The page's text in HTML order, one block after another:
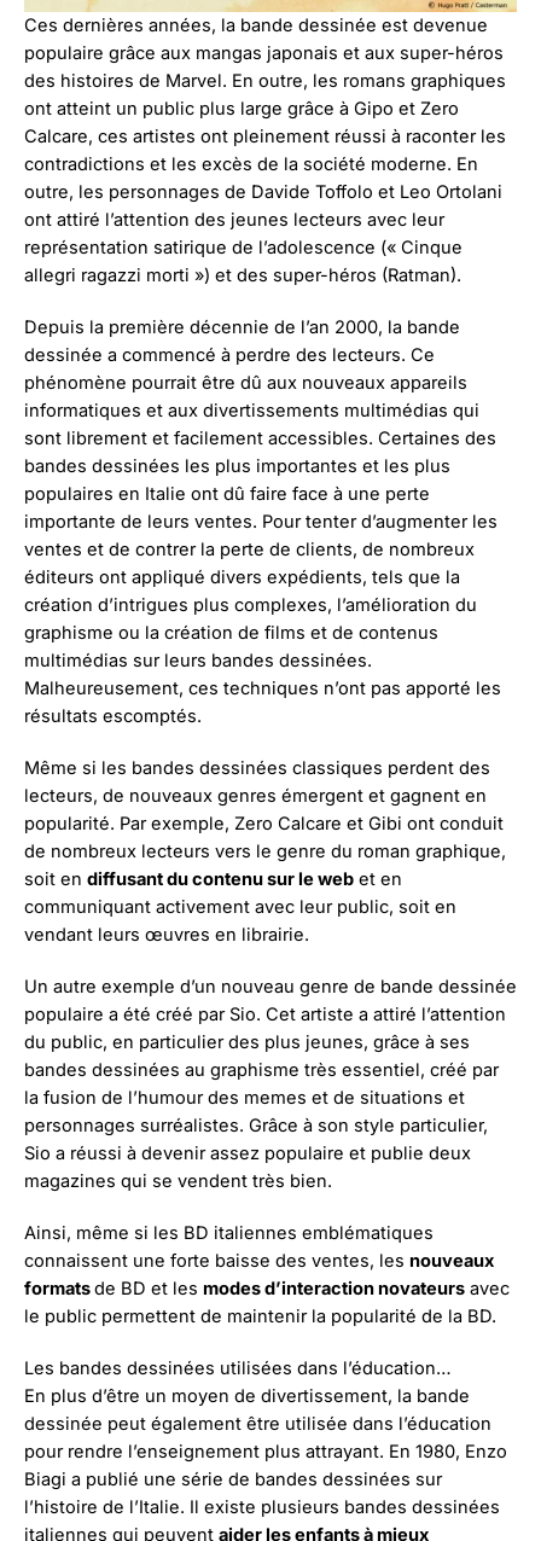
Ces dernières années, la bande dessinée est devenue
populaire grâce aux mangas japonais et aux super-héros
des histoires de Marvel. En outre, les romans graphiques
ont atteint un public plus large grâce à Gipo et Zero
Calcare, ces artistes ont pleinement réussi à raconter les
contradictions et les excès de la société moderne. En
outre, les personnages de Davide Toffolo et Leo Ortolani
ont attiré l’attention des jeunes lecteurs avec leur
représentation satirique de l’adolescence (« Cinque
allegri ragazzi morti ») et des super-héros (Ratman).
Depuis la première décennie de l’an 2000, la bande
dessinée a commencé à perdre des lecteurs. Ce
phénomène pourrait être dû aux nouveaux appareils
informatiques et aux divertissements multimédias qui
sont librement et facilement accessibles. Certaines des
bandes dessinées les plus importantes et les plus
populaires en Italie ont dû faire face à une perte
importante de leurs ventes. Pour tenter d’augmenter les
ventes et de contrer la perte de clients, de nombreux
éditeurs ont appliqué divers expédients, tels que la
création d’intrigues plus complexes, l’amélioration du
graphisme ou la création de films et de contenus
multimédias sur leurs bandes dessinées.
Malheureusement, ces techniques n’ont pas apporté les
résultats escomptés.
Même si les bandes dessinées classiques perdent des
lecteurs, de nouveaux genres émergent et gagnent en
popularité. Par exemple, Zero Calcare et Gibi ont conduit
de nombreux lecteurs vers le genre du roman graphique,
soit en diffusant du contenu sur le web et en
communiquant activement avec leur public, soit en
vendant leurs œuvres en librairie.
Un autre exemple d’un nouveau genre de bande dessinée
populaire a été créé par Sio. Cet artiste a attiré l’attention
du public, en particulier des plus jeunes, grâce à ses
bandes dessinées au graphisme très essentiel, créé par
la fusion de l’humour des memes et de situations et
personnages surréalistes. Grâce à son style particulier,
Sio a réussi à devenir assez populaire et publie deux
magazines qui se vendent très bien.
Ainsi, même si les BD italiennes emblématiques
connaissent une forte baisse des ventes, les nouveaux
formatsde BD et les modes d’interaction novateurs avec
le public permettent de maintenir la popularité de la BD.
Les bandes dessinées utilisées dans l’éducation…
En plus d’être un moyen de divertissement, la bande
dessinée peut également être utilisée dans l’éducation
pour rendre l’enseignement plus attrayant. En 1980, Enzo
Biagi a publié une série de bandes dessinées sur
l’histoire de l’Italie. Il existe plusieurs bandes dessinées
italiennes qui peuvent aider les enfants à mieux